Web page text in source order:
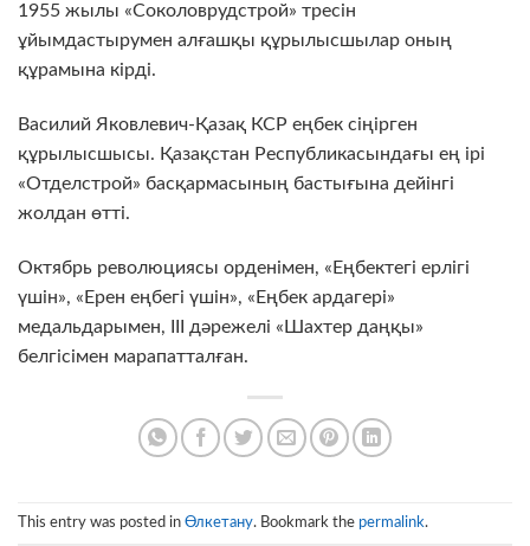
1955 жылы «Соколоврудстрой» тресін
ұйымдастырумен алғашқы құрылысшылар оның
құрамына кірді.
Василий Яковлевич-Қазақ КСР еңбек сіңірген
құрылысшысы. Қазақстан Республикасындағы ең ірі
«Отделстрой» басқармасының бастығына дейінгі
жолдан өтті.
Октябрь революциясы орденімен, «Еңбектегі ерлігі
үшін», «Ерен еңбегі үшін», «Еңбек ардагері»
медальдарымен, III дәрежелі «Шахтер даңқы»
белгісімен марапатталған.
This entry was posted in Өлкетану. Bookmark the permalink.